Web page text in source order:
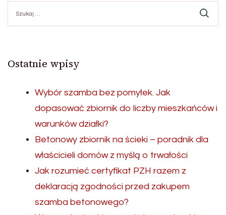
Ostatnie wpisy
Wybór szamba bez pomyłek. Jak
dopasować zbiornik do liczby mieszkańców i
warunków działki?
Betonowy zbiornik na ścieki – poradnik dla
właścicieli domów z myślą o trwałości
Jak rozumieć certyfikat PZH razem z
deklaracją zgodności przed zakupem
szamba betonowego?